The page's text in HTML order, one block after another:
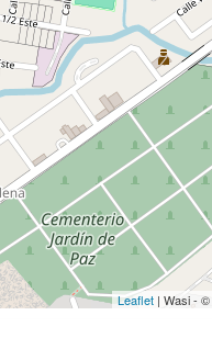
Leaflet | Wasi - ©